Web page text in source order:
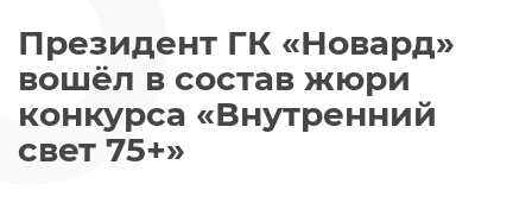
Президент ГК «Новард»
вошёл в состав жюри
конкурса «Внутренний
свет 75+»